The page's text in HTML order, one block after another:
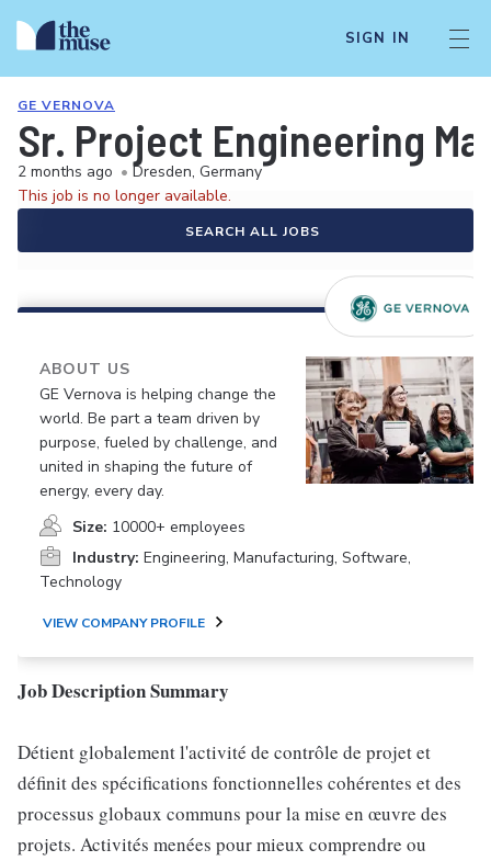
SIGN IN
GE VERNOVA
Sr. Project Engineering
2 months ago • Dresden, Germany
This job is no longer available.
SEARCH ALL JOBS
ABOUT US
GE Vernova is helping change the
world. Be part a team driven by
purpose, fueled by challenge, and
united in shaping the future of
energy, every day.
Size: 10000+ employees
Industry: Engineering, Manufacturing, Software,
Technology
VIEW COMPANY PROFILE
Job Description Summary
Détient globalement l'activité de contrôle de projet et
définit des spécifications fonctionnelles cohérentes et des
processus globaux communs pour la mise en œuvre des
projets. Activités menées pour mieux comprendre ou